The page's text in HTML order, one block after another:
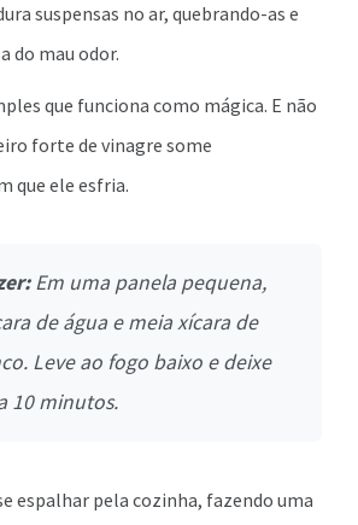
suspensas no ar, quebrando-as e
do mau odor.
que funciona como mágica. E não
forte de vinagre some
que ele esfria.
Em uma panela pequena,
de água e meia xícara de
Leve ao fogo baixo e deixe
10 minutos.
espalhar pela cozinha, fazendo uma